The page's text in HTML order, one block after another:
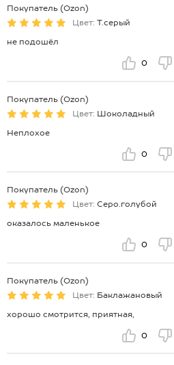
Покупатель (Ozon)
Цвет: Т.серый
не подошёл
0
Покупатель (Ozon)
Цвет: Шоколадный
Неплохое
0
Покупатель (Ozon)
Цвет: Серо.голубой
оказалось маленькое
0
Покупатель (Ozon)
Цвет: Баклажановый
хорошо смотрится, приятная,
0